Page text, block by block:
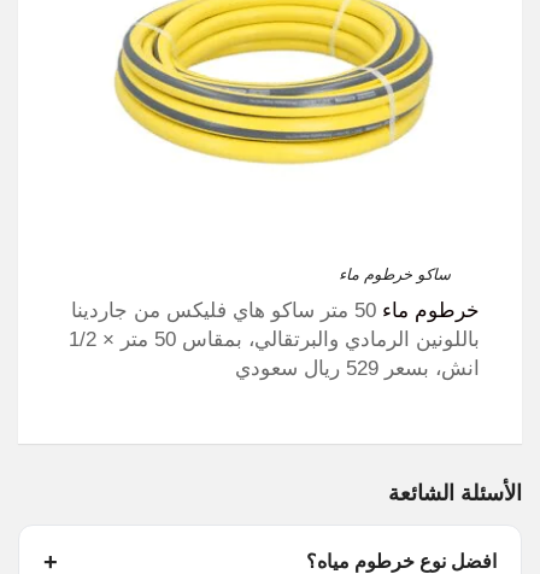
ساكو خرطوم ماء
خرطوم ماء
50 متر ساكو هاي فليكس من جاردينا
باللونين الرمادي والبرتقالي، بمقاس 50 متر × 1/2
انش، بسعر 529 ريال سعودي
الأسئلة الشائعة
افضل نوع خرطوم مياه؟